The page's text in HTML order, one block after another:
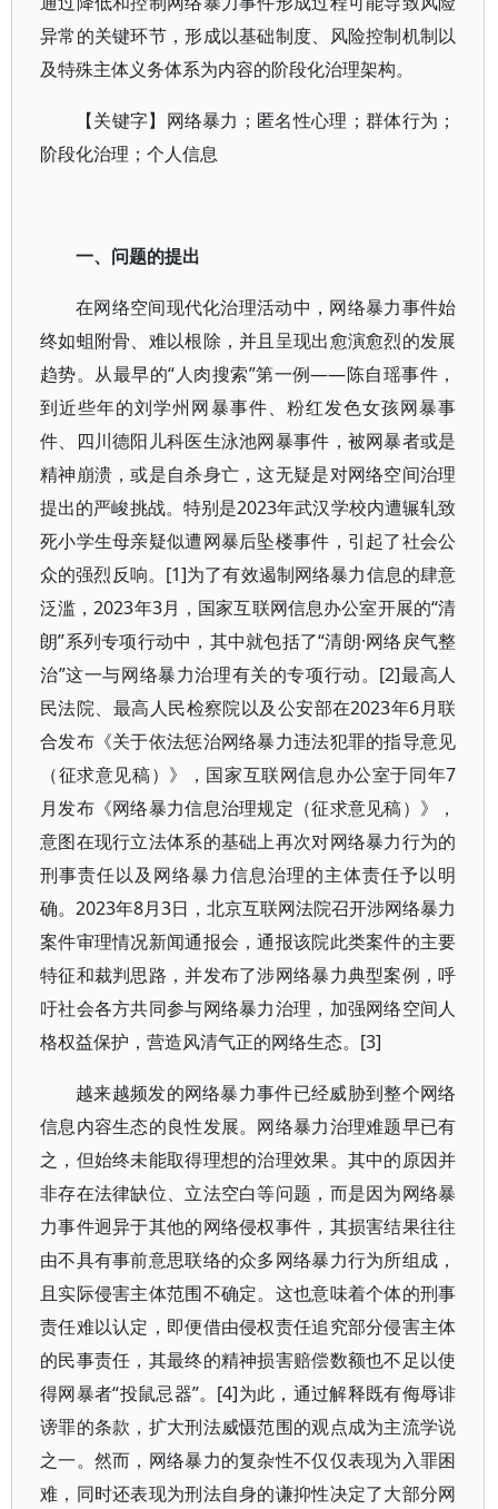
异常的关键环节，形成以基础制度、风险控制机制以
及特殊主体义务体系为内容的阶段化治理架构。
【关键字】网络暴力；匿名性心理；群体行为；
阶段化治理；个人信息
一、问题的提出
在网络空间现代化治理活动中，网络暴力事件始
终如蛆附骨、难以根除，并且呈现出愈演愈烈的发展
趋势。从最早的“人肉搜索”第一例——陈自瑶事件，
到近些年的刘学州网暴事件、粉红发色女孩网暴事
件、四川德阳儿科医生泳池网暴事件，被网暴者或是
精神崩溃，或是自杀身亡，这无疑是对网络空间治理
提出的严峻挑战。特别是2023年武汉学校内遭辗轧致
死小学生母亲疑似遭网暴后坠楼事件，引起了社会公
众的强烈反响。[1]为了有效遏制网络暴力信息的肆意
泛滥，2023年3月，国家互联网信息办公室开展的“清
朗”系列专项行动中，其中就包括了“清朗·网络戾气整
治”这一与网络暴力治理有关的专项行动。[2]最高人
民法院、最高人民检察院以及公安部在2023年6月联
合发布《关于依法惩治网络暴力违法犯罪的指导意见
（征求意见稿）》，国家互联网信息办公室于同年7
月发布《网络暴力信息治理规定（征求意见稿）》，
意图在现行立法体系的基础上再次对网络暴力行为的
刑事责任以及网络暴力信息治理的主体责任予以明
确。2023年8月3日，北京互联网法院召开涉网络暴力
案件审理情况新闻通报会，通报该院此类案件的主要
特征和裁判思路，并发布了涉网络暴力典型案例，呼
吁社会各方共同参与网络暴力治理，加强网络空间人
格权益保护，营造风清气正的网络生态。[3]
越来越频发的网络暴力事件已经威胁到整个网络
信息内容生态的良性发展。网络暴力治理难题早已有
之，但始终未能取得理想的治理效果。其中的原因并
非存在法律缺位、立法空白等问题，而是因为网络暴
力事件迥异于其他的网络侵权事件，其损害结果往往
由不具有事前意思联络的众多网络暴力行为所组成，
且实际侵害主体范围不确定。这也意味着个体的刑事
责任难以认定，即便借由侵权责任追究部分侵害主体
的民事责任，其最终的精神损害赔偿数额也不足以使
得网暴者“投鼠忌器”。[4]为此，通过解释既有侮辱诽
谤罪的条款，扩大刑法威慑范围的观点成为主流学说
之一。然而，网络暴力的复杂性不仅仅表现为入罪困
难，同时还表现为刑法自身的谦抑性决定了大部分网